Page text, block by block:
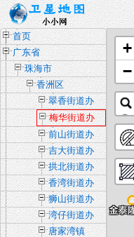
首页
广东省
珠海市
香洲区
翠香街道办
梅华街道办
前山街道办
吉大街道办
拱北街道办
香湾街道办
狮山街道办
湾仔街道办
唐家湾镇
+
−